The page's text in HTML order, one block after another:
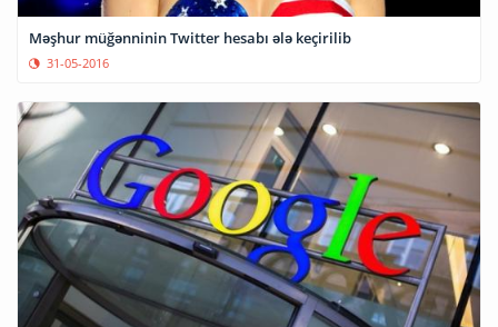
Məşhur müğənninin Twitter hesabı ələ keçirilib
31-05-2016